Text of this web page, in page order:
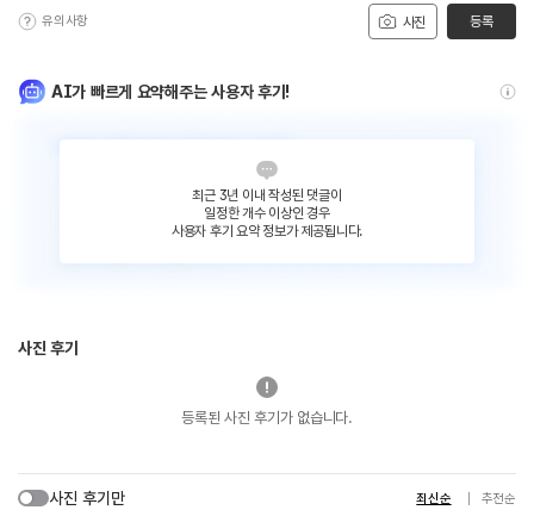
사진
유의사항 등록
AI가 빠르게 요약해주는 사용자 후기!
최근 3년 이내 작성된 댓글이
일정한 개수 이상인 경우
사용자 후기 요약 정보가 제공됩니다.
사진 후기
등록된 사진 후기가 없습니다.
사진 후기만 최신순 추천순